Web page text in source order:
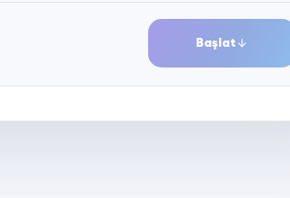
Başlat